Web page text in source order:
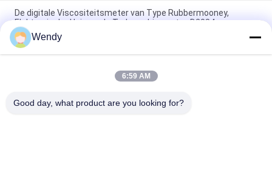
De digitale Viscositeitsmeter van Type Rubbermooney,
Elektronische Universele Trekmachine astm-D2084
Het laboratorium gebruikte Enige de Reometer van de
Spaandercontrole Rubber het Testen Machine zonder Rotor
IS0 180 Elektronische Charpy-Effect Mechanische het Testen
Wendy
6:59 AM
Good day, what product are you looking for?